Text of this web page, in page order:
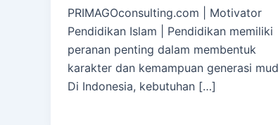
PRIMAGOconsulting.com | Motivator
Pendidikan Islam | Pendidikan memiliki
peranan penting dalam membentuk
karakter dan kemampuan generasi
Di Indonesia, kebutuhan […]